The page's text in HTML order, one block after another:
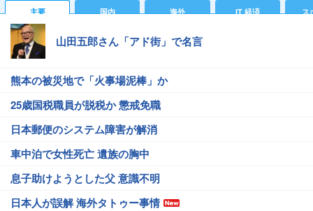
主要 国内 海外 IT 経済 ス
山田五郎さん「アド街」で名言
熊本の被災地で「火事場泥棒」か
25歳国税職員が脱税か 懲戒免職
日本郵便のシステム障害が解消
車中泊で女性死亡 遺族の胸中
息子助けようとした父 意識不明
日本人が誤解 海外タトゥー事情